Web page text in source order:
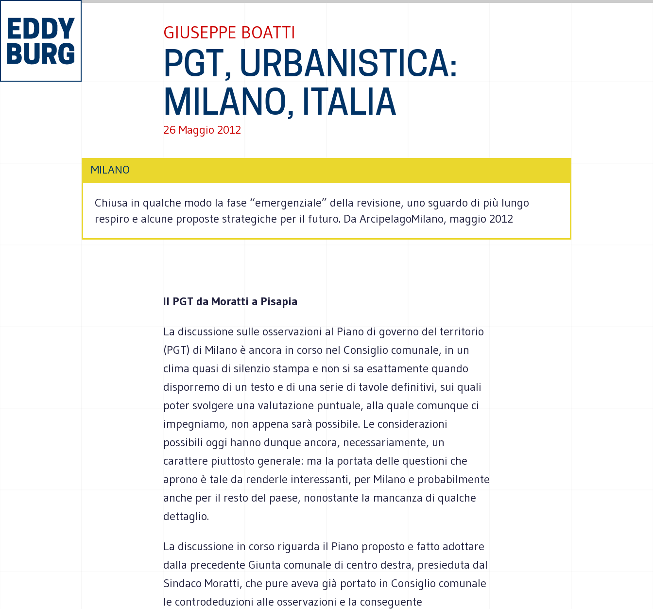
GIUSEPPE BOATTI
PGT, URBANISTICA:
MILANO, ITALIA
26 Maggio 2012
MILANO
Chiusa in qualche modo la fase “emergenziale” della revisione, uno sguardo di più lungo
respiro e alcune proposte strategiche per il futuro. Da ArcipelagoMilano, maggio 2012
Il PGT da Moratti a Pisapia
La discussione sulle osservazioni al Piano di governo del territorio
(PGT) di Milano è ancora in corso nel Consiglio comunale, in un
clima quasi di silenzio stampa e non si sa esattamente quando
disporremo di un testo e di una serie di tavole definitivi, sui quali
poter svolgere una valutazione puntuale, alla quale comunque ci
impegniamo, non appena sarà possibile. Le considerazioni
possibili oggi hanno dunque ancora, necessariamente, un
carattere piuttosto generale: ma la portata delle questioni che
aprono è tale da renderle interessanti, per Milano e probabilmente
anche per il resto del paese, nonostante la mancanza di qualche
dettaglio.
La discussione in corso riguarda il Piano proposto e fatto adottare
dalla precedente Giunta comunale di centro destra, presieduta dal
Sindaco Moratti, che pure aveva già portato in Consiglio comunale
le controdeduzioni alle osservazioni e la conseguente